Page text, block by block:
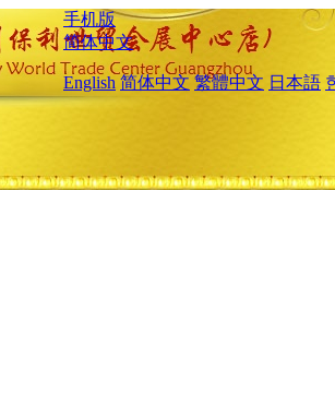
手机版
简体中文
English 简体中文 繁體中文 日本語